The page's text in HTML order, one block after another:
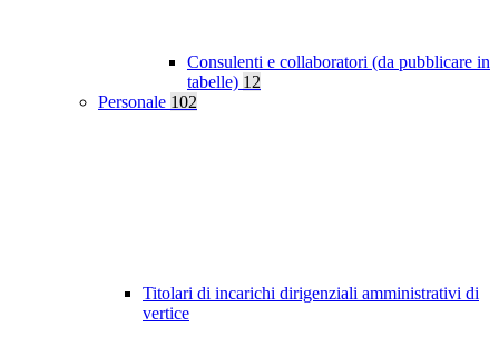
Consulenti e collaboratori (da pubblicare in
tabelle) 12
Personale 102
Titolari di incarichi dirigenziali amministrativi di
vertice